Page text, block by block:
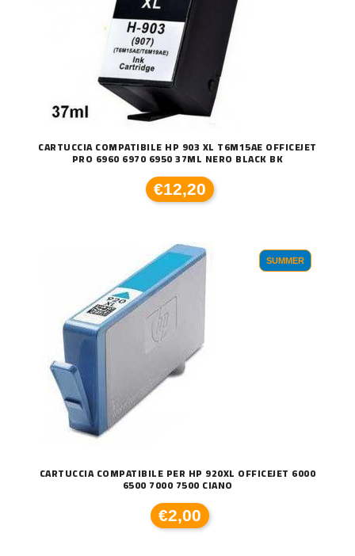
CARTUCCIA COMPATIBILE HP 903 XL T6M15AE OFFICEJET
PRO 6960 6970 6950 37ML NERO BLACK BK
€12,20
SUMMER
CARTUCCIA COMPATIBILE PER HP 920XL OFFICEJET 6000
6500 7000 7500 CIANO
€2,00